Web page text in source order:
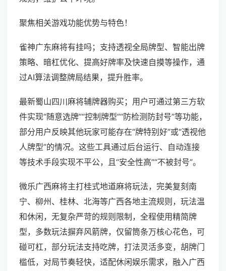
聚焦相关游戏功能优势与特色！
雀神广东麻将有挂吗；支持透视全局牌型、智能出牌
策略、暗杠优化、提高好牌率及快速自摸等操作，通
过AI算法调整牌局结果，提升胜率。
最新蜀山四川麻将辅牌器购买；用户可通过第三方软
件实现“随意选牌”“控制牌型”“防检测防封号”等功能，
部分用户反映其他玩家可能存在“牌特别好”或“透视他
人牌型”的情况。这些工具通过后台运行、自动连接
等技术手段实现不平公，且“安全性高”“不被封号”。
微乐广西麻将主打桂式地道麻将玩法，完美复刻南
宁、柳州、桂林、北海等广西各地主流规则，玩法温
和休闲，无复杂严苛的规则限制，全程使用精简牌
型，多数玩法摒弃风箭牌，仅留筒条万核心花色，可
碰可杠，部分玩法支持吃牌，打法灵活多变，胡牌门
槛低，对局节奏轻快，适配休闲娱乐需求，融入广西